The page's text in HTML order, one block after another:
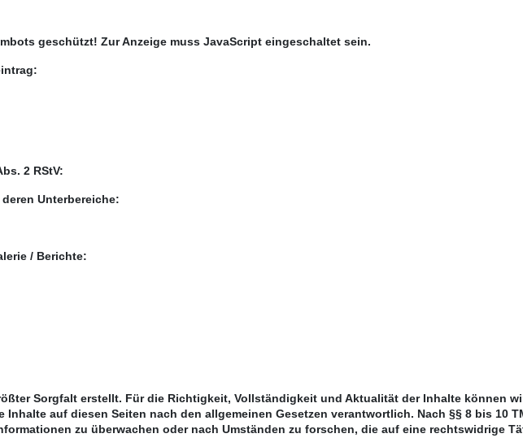
geschützt! Zur Anzeige muss JavaScript eingeschaltet sein.
2 RStV:
Unterbereiche:
/ Berichte:
Sorgfalt erstellt. Für die Richtigkeit, Vollständigkeit und Aktualität der Inhalte können
Inhalte auf diesen Seiten nach den allgemeinen Gesetzen verantwortlich. Nach §§ 8 bis 10
zu überwachen oder nach Umständen zu forschen, die auf eine rechtswidrige